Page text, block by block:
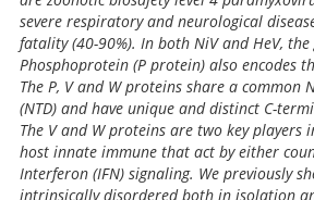
severe respiratory and neurological
fatality (40-90%). In both NiV and HeV, the
Phosphoprotein (P protein) also encodes
The P, V and W proteins share a common
(NTD) and have unique and distinct C-
The V and W proteins are two key players
host innate immune that act by either
Interferon (IFN) signaling. We previously
intrinsically disordered both in isolation